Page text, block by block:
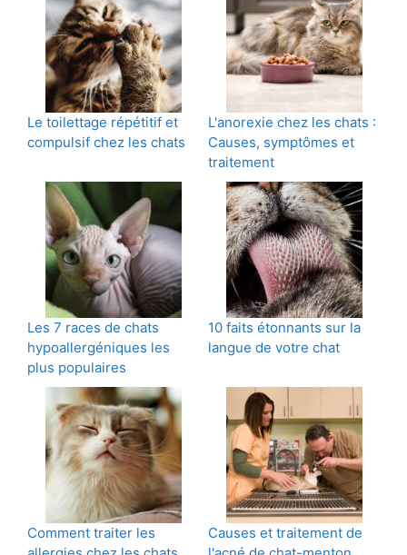
Le toilettage répétitif et
compulsif chez les chats
L'anorexie chez les chats :
Causes, symptômes et
traitement
Les 7 races de chats
hypoallergéniques les
plus populaires
10 faits étonnants sur la
langue de votre chat
Comment traiter les
Causes et traitement de